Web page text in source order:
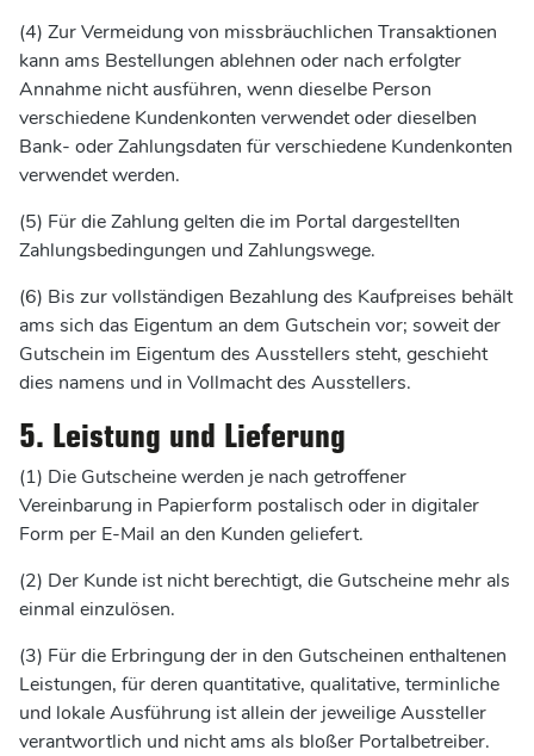
(4) Zur Vermeidung von missbräuchlichen Transaktionen
kann ams Bestellungen ablehnen oder nach erfolgter
Annahme nicht ausführen, wenn dieselbe Person
verschiedene Kundenkonten verwendet oder dieselben
Bank- oder Zahlungsdaten für verschiedene Kundenkonten
verwendet werden.
(5) Für die Zahlung gelten die im Portal dargestellten
Zahlungsbedingungen und Zahlungswege.
(6) Bis zur vollständigen Bezahlung des Kaufpreises behält
ams sich das Eigentum an dem Gutschein vor; soweit der
Gutschein im Eigentum des Ausstellers steht, geschieht
dies namens und in Vollmacht des Ausstellers.
5. Leistung und Lieferung
(1) Die Gutscheine werden je nach getroffener
Vereinbarung in Papierform postalisch oder in digitaler
Form per E-Mail an den Kunden geliefert.
(2) Der Kunde ist nicht berechtigt, die Gutscheine mehr als
einmal einzulösen.
(3) Für die Erbringung der in den Gutscheinen enthaltenen
Leistungen, für deren quantitative, qualitative, terminliche
und lokale Ausführung ist allein der jeweilige Aussteller
verantwortlich und nicht ams als bloßer Portalbetreiber.